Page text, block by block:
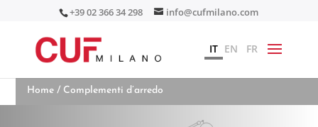
+39 02 366 34 298 info@cufmilano.com
IT EN FR
Home / Complementi d’arredo